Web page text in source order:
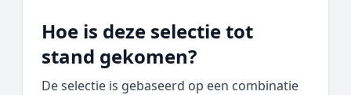
Hoe is deze selectie tot
stand gekomen?
De selectie is gebaseerd op een combinatie